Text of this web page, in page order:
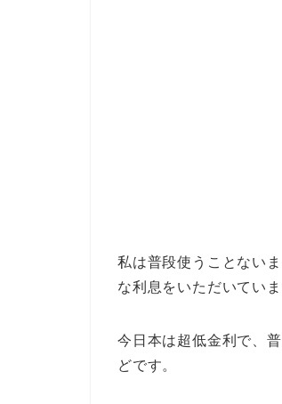
私は普段使うことない
な利息をいただいていま
今日本は超低金利で、
どです。